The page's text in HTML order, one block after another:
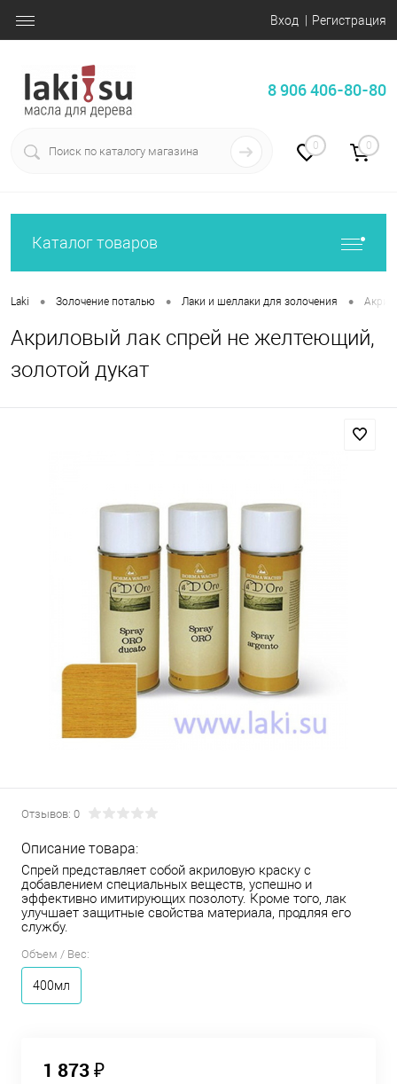
Вход Регистрация
8 906 406-80-80
0 0
Каталог товаров
Laki • Золочение поталью • Лаки и шеллаки для золочения •
Акриловый лак спрей не желтеющий,
золотой дукат
Отзывов: 0
Описание товара:
Спрей представляет собой акриловую краску с
добавлением специальных веществ, успешно и
эффективно имитирующих позолоту. Кроме того, лак
улучшает защитные свойства материала, продляя его
службу.
Объем / Вес:
400мл
1 873 ₽